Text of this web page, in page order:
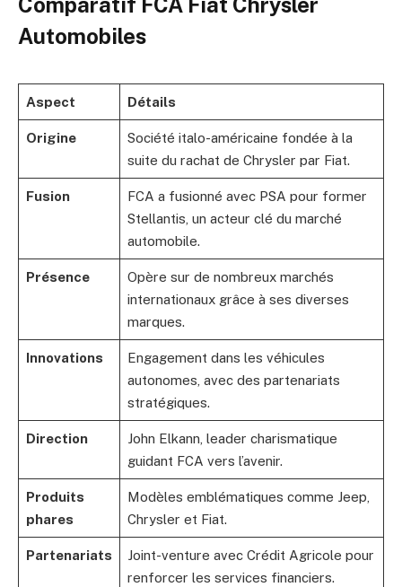
Automobiles
Aspect Détails
Origine
Société italo-américaine fondée à la
suite du rachat de Chrysler par Fiat.
Fusion
FCA a fusionné avec PSA pour former
Stellantis, un acteur clé du marché
automobile.
Présence
Opère sur de nombreux marchés
internationaux grâce à ses diverses
marques.
Innovations
Engagement dans les véhicules
autonomes, avec des partenariats
stratégiques.
Direction
John Elkann, leader charismatique
guidant FCA vers l’avenir.
Produits
phares
Modèles emblématiques comme Jeep,
Chrysler et Fiat.
Partenariats
Joint-venture avec Crédit Agricole pour
renforcer les services financiers.